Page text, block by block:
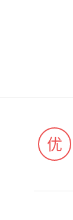
优